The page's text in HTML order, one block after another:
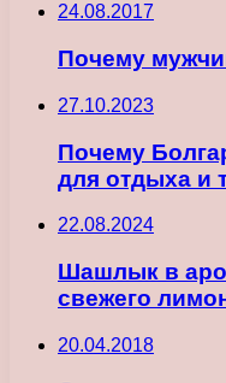
24.08.2017
Почему
27.10.2023
Почему
для отдыха и
22.08.2024
Шашлык в
свежего
20.04.2018